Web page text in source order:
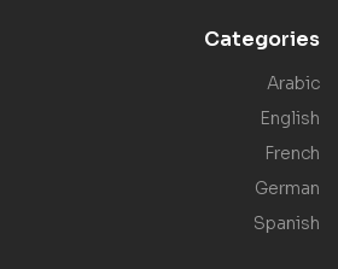
Categories
Arabic
English
French
German
Spanish